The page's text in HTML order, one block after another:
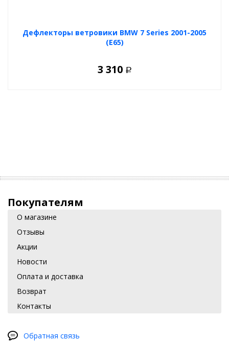
Дефлекторы ветровики BMW 7 Series 2001-2005
(E65)
3 310 Р
Покупателям
О магазине
Отзывы
Акции
Новости
Оплата и доставка
Возврат
Контакты
Обратная связь